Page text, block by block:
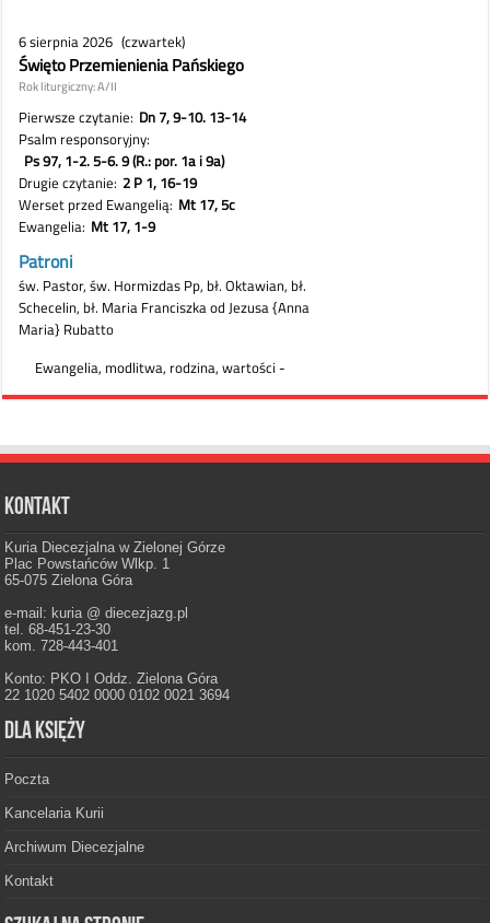
Kontakt
Kuria Diecezjalna w Zielonej Górze
Plac Powstańców Wlkp. 1
65-075 Zielona Góra
e-mail: kuria @ diecezjazg.pl
tel. 68-451-23-30
kom. 728-443-401
Konto: PKO I Oddz. Zielona Góra
22 1020 5402 0000 0102 0021 3694
Dla księży
Poczta
Kancelaria Kurii
Archiwum Diecezjalne
Kontakt